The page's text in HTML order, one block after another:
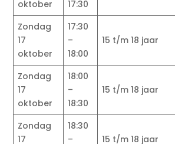
oktober
17:30
Zondag
17
oktober
17:30
–
18:00
15 t/m 18 jaar
Zondag
17
oktober
18:00
–
18:30
15 t/m 18 jaar
Zondag
17
18:30
–
15 t/m 18 jaar